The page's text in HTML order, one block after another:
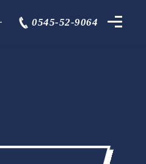
0545-52-9064